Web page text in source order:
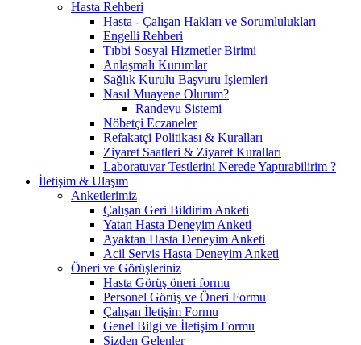
Hasta Rehberi
Hasta - Çalışan Hakları ve Sorumlulukları
Engelli Rehberi
Tıbbi Sosyal Hizmetler Birimi
Anlaşmalı Kurumlar
Sağlık Kurulu Başvuru İşlemleri
Nasıl Muayene Olurum?
Randevu Sistemi
Nöbetçi Eczaneler
Refakatçi Politikası & Kuralları
Ziyaret Saatleri & Ziyaret Kuralları
Laboratuvar Testlerini Nerede Yaptırabilirim ?
İletişim & Ulaşım
Anketlerimiz
Çalışan Geri Bildirim Anketi
Yatan Hasta Deneyim Anketi
Ayaktan Hasta Deneyim Anketi
Acil Servis Hasta Deneyim Anketi
Öneri ve Görüşleriniz
Hasta Görüş öneri formu
Personel Görüş ve Öneri Formu
Çalışan İletişim Formu
Genel Bilgi ve İletişim Formu
Sizden Gelenler